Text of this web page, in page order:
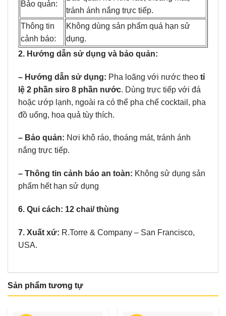
Bảo quản:
tránh ánh nắng trực tiếp.
Thông tin
cảnh báo:
Không dùng sản phẩm quá hạn sử
dụng.
2. Hướng dẫn sử dụng và bảo quản:
– Hướng dẫn sử dụng: Pha loãng với nước theo tỉ
lệ 2 phần siro 8 phần nước. Dùng trực tiếp với đá
hoặc ướp lạnh, ngoài ra có thể pha chế cocktail, pha
đồ uống, hoa quả tùy thích.
– Bảo quản: Nơi khô ráo, thoáng mát, tránh ánh
nắng trực tiếp.
– Thông tin cảnh báo an toàn: Không sử dụng sản
phẩm hết hạn sử dụng
6. Qui cách: 12 chai/ thùng
7. Xuất xứ: R.Torre & Company – San Francisco,
USA.
Sản phẩm tương tự